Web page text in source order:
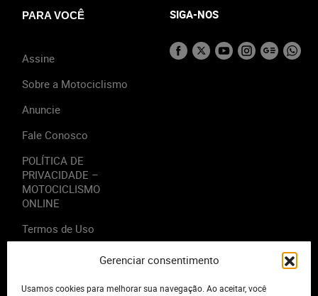
Gerenciar consentimento
Usamos cookies para melhorar sua navegação. Ao aceitar, você
PARA VOCÊ
Assine
Sobre a Motociclismo
Anuncie
Fale Conosco
POLÍTICA DE
PRIVACIDADE –
MOTOCICLISMO
ONLINE
Termos de Uso
SIGA-NOS